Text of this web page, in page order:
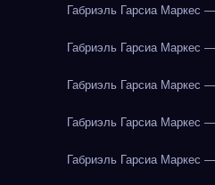
Габриэль Гарсиа Маркес
Габриэль Гарсиа Маркес
Габриэль Гарсиа Маркес
Габриэль Гарсиа Маркес
Габриэль Гарсиа Маркес